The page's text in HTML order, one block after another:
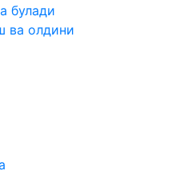
булади
ва олдини